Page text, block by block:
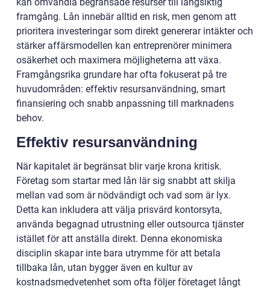
framgång. Lån innebär alltid en risk, men genom att
prioritera investeringar som direkt genererar intäkter och
stärker affärsmodellen kan entreprenörer minimera
osäkerhet och maximera möjligheterna att växa.
Framgångsrika grundare har ofta fokuserat på tre
huvudområden: effektiv resursanvändning, smart
finansiering och snabb anpassning till marknadens
behov.
Effektiv resursanvändning
När kapitalet är begränsat blir varje krona kritisk.
Företag som startar med lån lär sig snabbt att skilja
mellan vad som är nödvändigt och vad som är lyx.
Detta kan inkludera att välja prisvärd kontorsyta,
använda begagnad utrustning eller outsourca tjänster
istället för att anställa direkt. Denna ekonomiska
disciplin skapar inte bara utrymme för att betala
tillbaka lån, utan bygger även en kultur av
kostnadsmedvetenhet som ofta följer företaget långt